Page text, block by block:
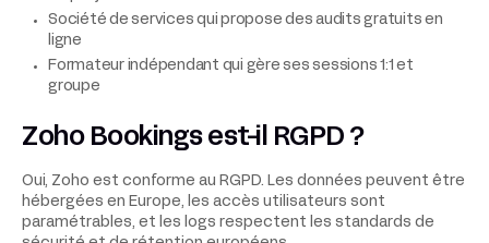
Société de services qui propose des audits gratuits en
ligne
Formateur indépendant qui gère ses sessions 1:1 et
groupe
Zoho Bookings est-il RGPD ?
Oui, Zoho est conforme au RGPD. Les données peuvent être
hébergées en Europe, les accès utilisateurs sont
paramétrables, et les logs respectent les standards de